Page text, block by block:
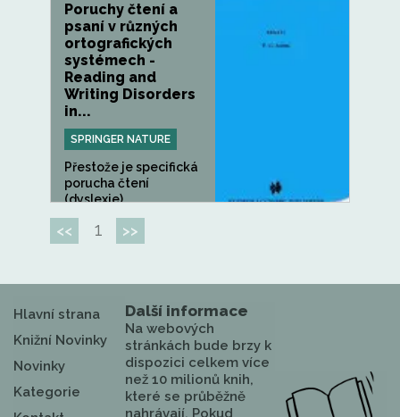
Poruchy čtení a
psaní v různých
ortografických
systémech -
Reading and
Writing Disorders
in...
SPRINGER NATURE
Přestože je specifická
porucha čtení
(dyslexie)...
<< 1 >>
Hlavní strana
Knižní Novinky
Novinky
Kategorie
Další informace
Na webových
stránkách bude brzy k
dispozici celkem více
než 10 milionů knih,
které se průběžně
nahrávají. Pokud